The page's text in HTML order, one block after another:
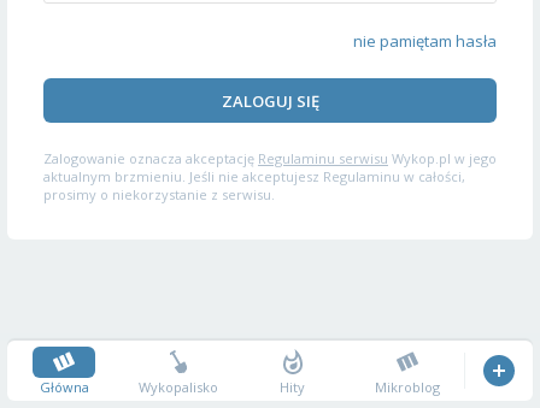
nie pamiętam hasła
ZALOGUJ SIĘ
Zalogowanie oznacza akceptację Regulaminu serwisu Wykop.pl w jego
aktualnym brzmieniu. Jeśli nie akceptujesz Regulaminu w całości,
prosimy o niekorzystanie z serwisu.
Główna Wykopalisko Hity Mikroblog